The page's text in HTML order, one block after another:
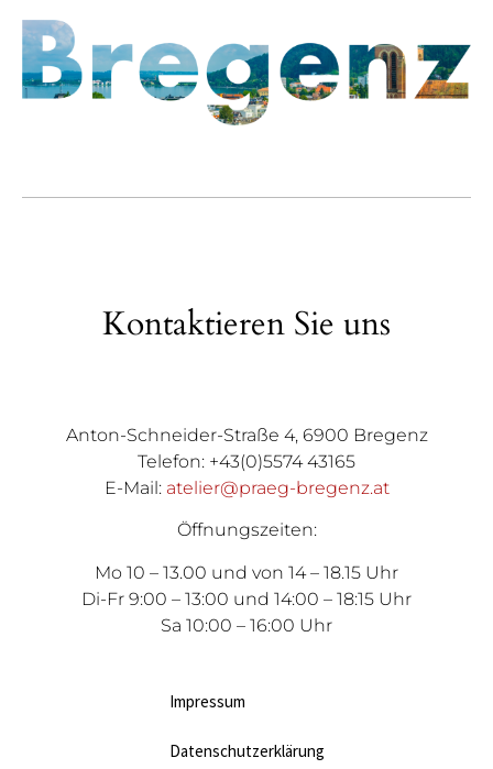
Kontaktieren Sie uns
Anton-Schneider-Straße 4, 6900 Bregenz
Telefon: +43(0)5574 43165
E-Mail: atelier@praeg-bregenz.at
Öffnungszeiten:
Mo 10 – 13.00 und von 14 – 18.15 Uhr
Di-Fr 9:00 – 13:00 und 14:00 – 18:15 Uhr
Sa 10:00 – 16:00 Uhr
Impressum
Datenschutzerklärung